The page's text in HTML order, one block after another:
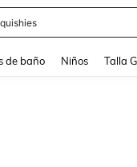
de baño Niños Talla